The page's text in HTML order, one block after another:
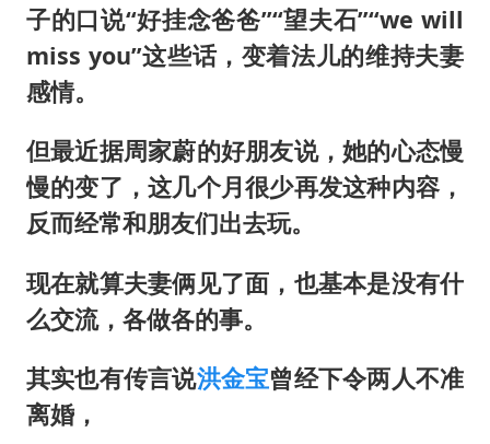
子的口说“好挂念爸爸”“望夫石”“we will
miss you”这些话，变着法儿的维持夫妻
感情。
但最近据周家蔚的好朋友说，她的心态慢
慢的变了，这几个月很少再发这种内容，
反而经常和朋友们出去玩。
现在就算夫妻俩见了面，也基本是没有什
么交流，各做各的事。
其实也有传言说洪金宝曾经下令两人不准
离婚，